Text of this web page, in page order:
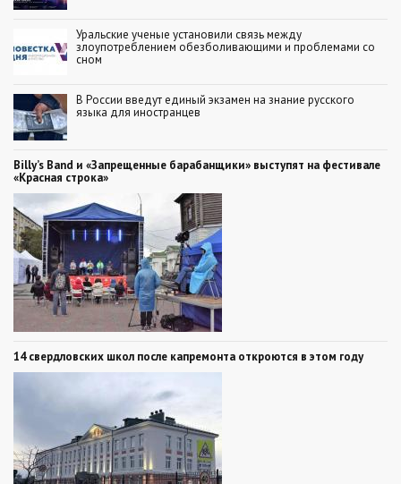
Уральские ученые установили связь между
злоупотреблением обезболивающими и проблемами со
сном
В России введут единый экзамен на знание русского
языка для иностранцев
Billy’s Band и «Запрещенные барабанщики» выступят на фестивале
«Красная строка»
14 свердловских школ после капремонта откроются в этом году